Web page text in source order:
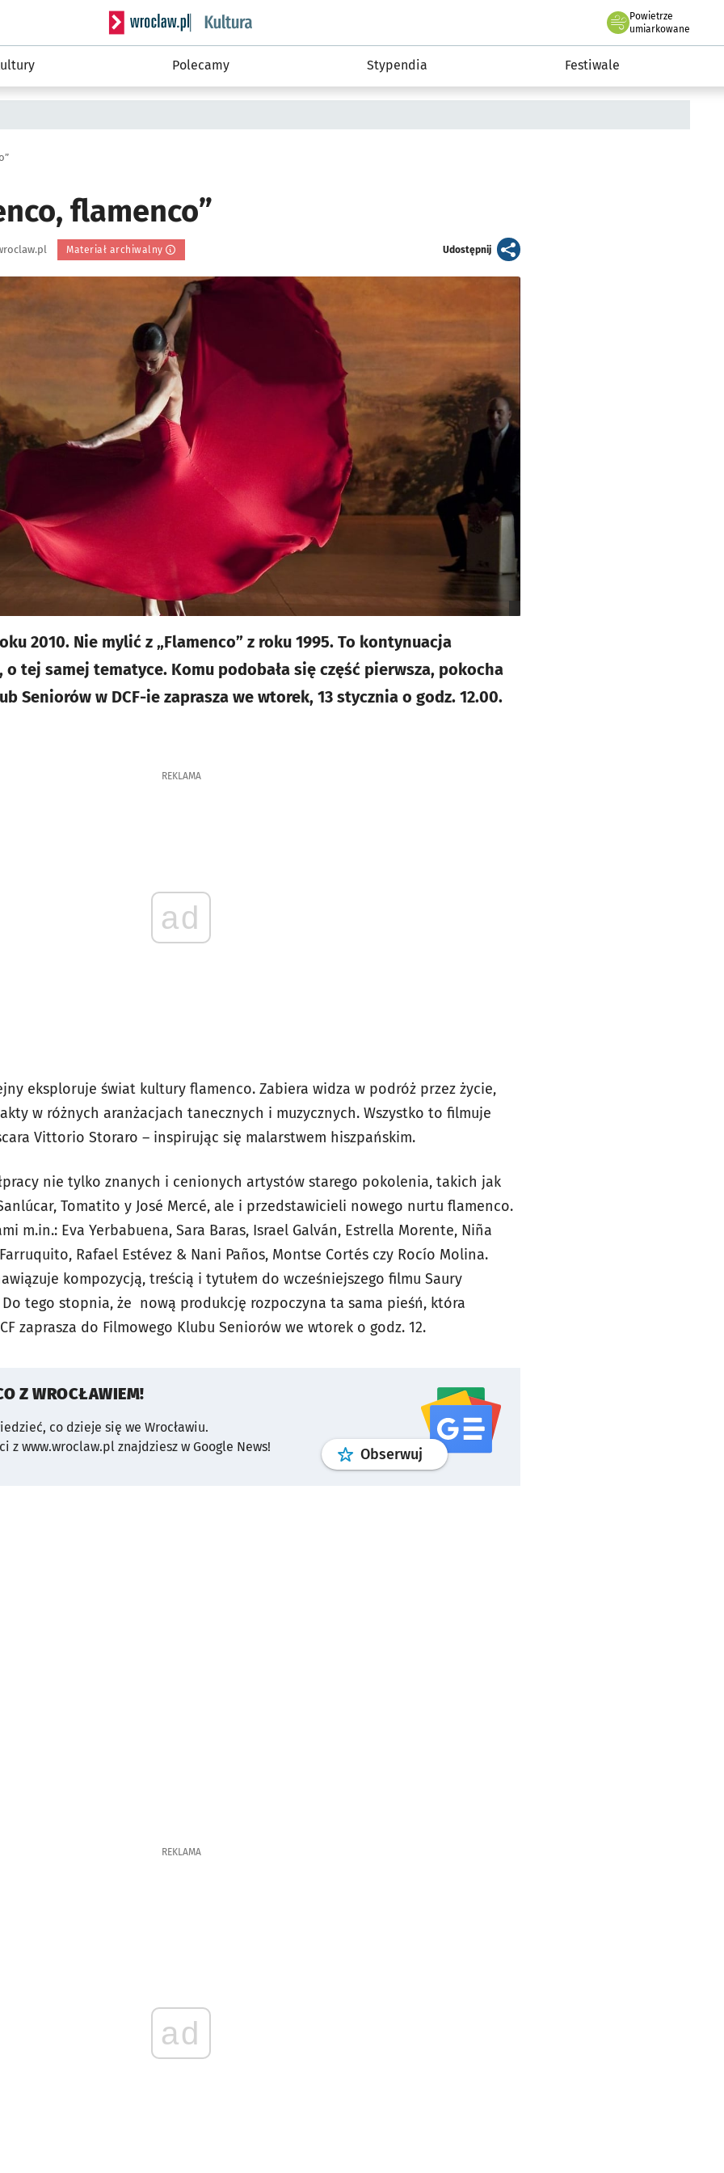
Serwis informacyjny wroclaw.pl podserwis: Kultura
Powietrze
we Wrocławiu
umiarkowane
Polecamy Stypendia Festiwale
flamenco”
Materiał archiwalny Udostępnijartykuł
2010. Nie mylić z „Flamenco” z roku 1995. To kontynuacja
o tej samej tematyce. Komu podobała się część pierwsza, pokocha
Seniorów w DCF-ie zaprasza we wtorek, 13 stycznia o godz. 12.00.
REKLAMA
ad
eksploruje świat kultury flamenco. Zabiera widza w podróż przez życie,
w różnych aranżacjach tanecznych i muzycznych. Wszystko to filmuje
Vittorio Storaro – inspirując się malarstwem hiszpańskim.
nie tylko znanych i cenionych artystów starego pokolenia, takich jak
Tomatito y José Mercé, ale i przedstawicieli nowego nurtu flamenco.
m.in.: Eva Yerbabuena, Sara Baras, Israel Galván, Estrella Morente, Niña
Rafael Estévez & Nani Paños, Montse Cortés czy Rocío Molina.
kompozycją, treścią i tytułem do wcześniejszego filmu Saury
Do tego stopnia, że nową produkcję rozpoczyna ta sama pieśń, która
zaprasza do Filmowego Klubu Seniorów we wtorek o godz. 12.
Z WROCŁAWIEM!
co dzieje się we Wrocławiu.
z www.wroclaw.pl znajdziesz w Google News!
Obserwuj profilgoogle news
REKLAMA
ad